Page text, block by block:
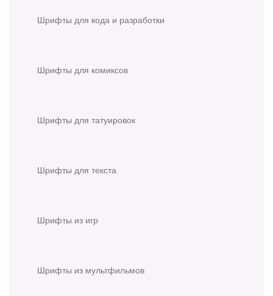
Шрифты для кода и разработки
Шрифты для комиксов
Шрифты для татуировок
Шрифты для текста
Шрифты из игр
Шрифты из мультфильмов